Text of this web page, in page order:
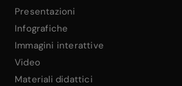
Presentazioni
Infografiche
Immagini interattive
Video
Materiali didattici